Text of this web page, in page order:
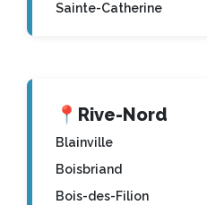
Sainte-Catherine
📍 Rive-Nord
Blainville
Boisbriand
Bois-des-Filion